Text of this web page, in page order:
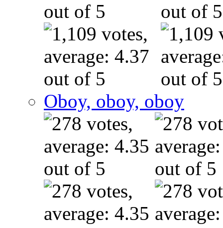
Oboy, oboy, oboy